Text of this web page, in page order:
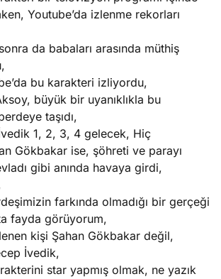
Youtube’da izlenme rekorları
da babaları arasında müthiş
bu karakteri izliyordu,
büyük bir uyanıklıkla bu
taşıdı,
1, 2, 3, 4 gelecek, Hiç
Gökbakar ise, şöhreti ve parayı
gibi anında havaya girdi,
farkında olmadığı bir gerçeği
fayda görüyorum,
kişi Şahan Gökbakar değil,
İvedik,
star yapmış olmak, ne yazık